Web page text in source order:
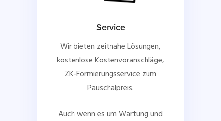
Service
Wir bieten zeitnahe Lösungen,
kostenlose Kostenvoranschläge,
ZK-Formierungsservice zum
Pauschalpreis.
Auch wenn es um Wartung und